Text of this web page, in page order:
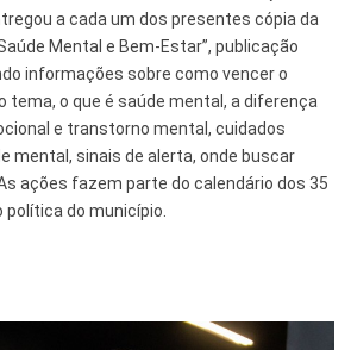
a cada um dos presentes cópia da
Mental e Bem-Estar”, publicação
informações sobre como vencer o
tema, o que é saúde mental, a diferença
e transtorno mental, cuidados
mental, sinais de alerta, onde buscar
ações fazem parte do calendário dos 35
do município.